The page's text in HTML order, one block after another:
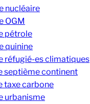
nucléaire
OGM
pétrole
quinine
réfugié-es climatiques
septième continent
taxe carbone
urbanisme